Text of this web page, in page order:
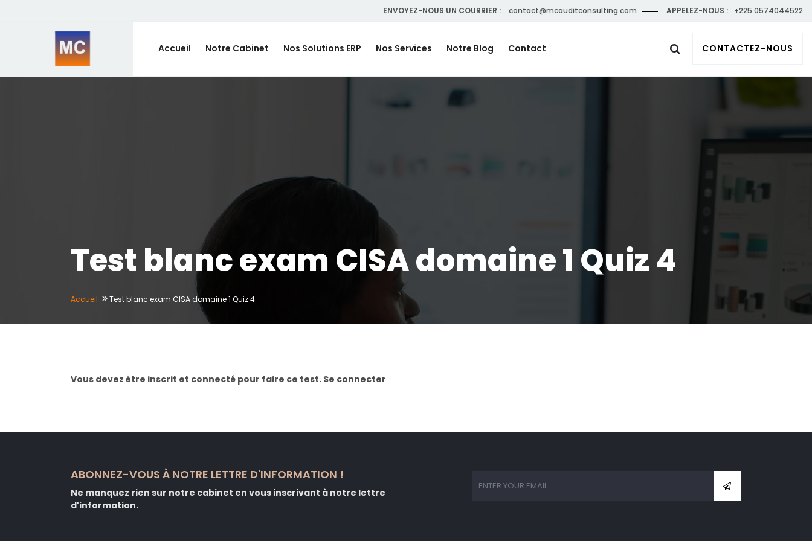
ENVOYEZ-NOUS UN COURRIER : contact@mcauditconsulting.com APPELEZ-NOUS : +225 0574044522
CONTACTEZ-NOUS
Accueil Notre Cabinet Nos Solutions ERP Nos Services Notre Blog Contact
Test blanc exam CISA domaine 1 Quiz 4
Accueil Test blanc exam CISA domaine 1 Quiz 4
Vous devez être inscrit et connecté pour faire ce test. Se connecter
ABONNEZ-VOUS À NOTRE LETTRE D'INFORMATION !
Ne manquez rien sur notre cabinet en vous inscrivant à notre lettre
d'information.